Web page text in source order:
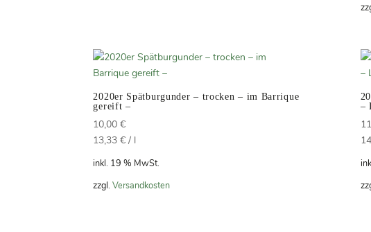
2020er Spätburgunder – trocken – im Barrique
gereift –
10,00€
13,33€ / l
inkl. 19 % MwSt.
zzgl.Versandkosten
–